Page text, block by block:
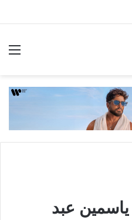
ياسمين عبد